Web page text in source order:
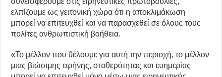
ελπίζουμε ως γειτονική χώρα ότι η αποκλιμάκωση
μπορεί να επιτευχθεί και να παρασχεθεί σε όλους τους
πολίτες ανθρωπιστική βοήθεια.
«Το μέλλον που θέλουμε για αυτή την περιοχή, το μέλλον
μιας βιώσιμης ειρήνης, σταθερότητας και ευημερίας